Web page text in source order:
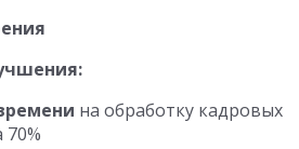
на обработку кадровых